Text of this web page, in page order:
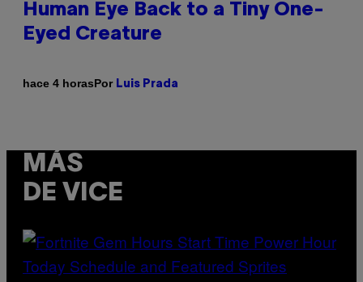
Human Eye Back to a Tiny One-
Eyed Creature
hace 4 horasPor Luis Prada
MÁS
DE VICE